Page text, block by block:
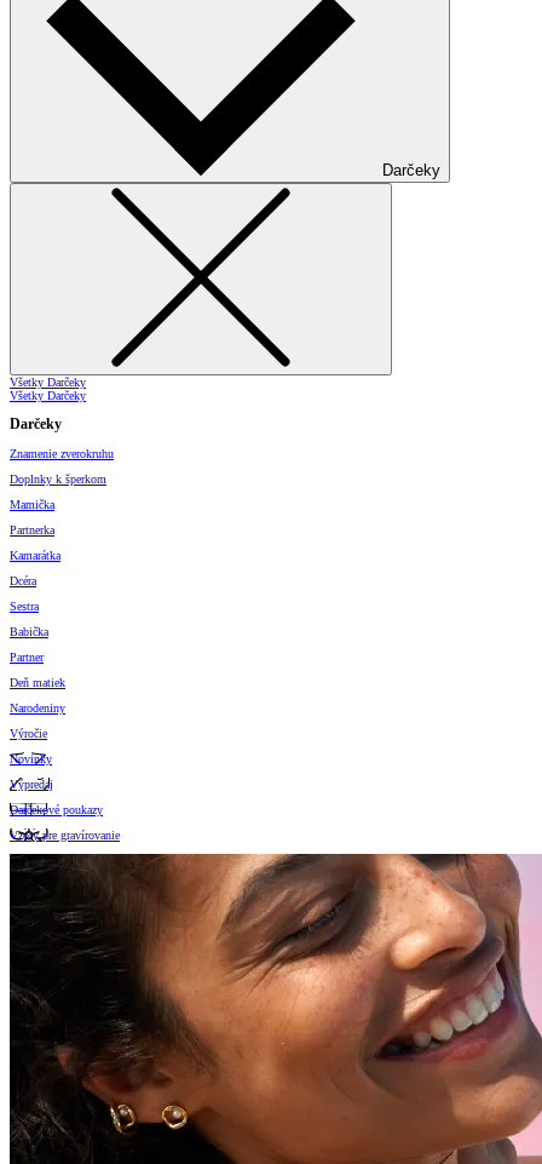
Darčeky
Všetky Darčeky
Všetky Darčeky
Darčeky
Znamenie zverokruhu
Doplnky k šperkom
Mamička
Partnerka
Kamarátka
Dcéra
Sestra
Babička
Partner
Deň matiek
Narodeniny
Výročie
Novinky
Výpredaj
Darčekové poukazy
Vzory pre gravírovanie